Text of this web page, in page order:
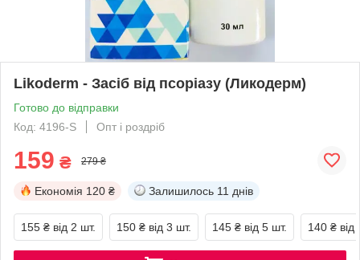
Likoderm - Засіб від псоріазу (Ликодерм)
Готово до відправки
Код: 4196-S
Опт і роздріб
159 ₴ 279 ₴
Економія 120 ₴ Залишилось 11 днів
155 ₴ від 2 шт. 150 ₴ від 3 шт. 145 ₴ від 5 шт. 140 ₴ від